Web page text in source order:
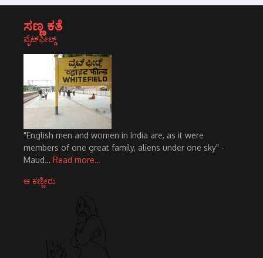
ಸಣ್ಣ ಕತೆ
ವೈಟ್‌ಫೀಲ್ಡ್
"English men and women in India are, as it were
members of one great family, aliens under one sky" -
Maud… Read more…
ಆ ಕಣ್ಣೀರು